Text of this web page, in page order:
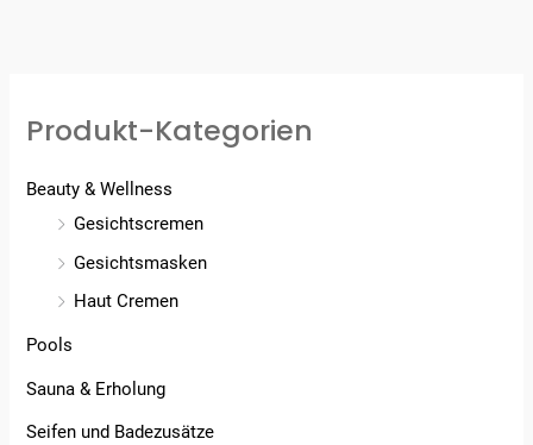
Produkt-Kategorien
Beauty & Wellness
Gesichtscremen
Gesichtsmasken
Haut Cremen
Pools
Sauna & Erholung
Seifen und Badezusätze